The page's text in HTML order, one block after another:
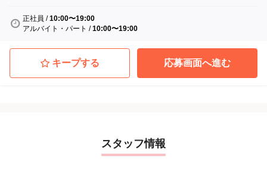
正社員 /10:00〜19:00
アルバイト・パート /10:00〜19:00
キープする 応募画面へ進む
スタッフ情報